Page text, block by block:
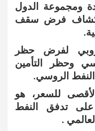
ومجموعة الدول
فرض سقف
لفرض حظر
وحظر التأمين
الروسي.
للسعر، هو
على تدفق النفط
.